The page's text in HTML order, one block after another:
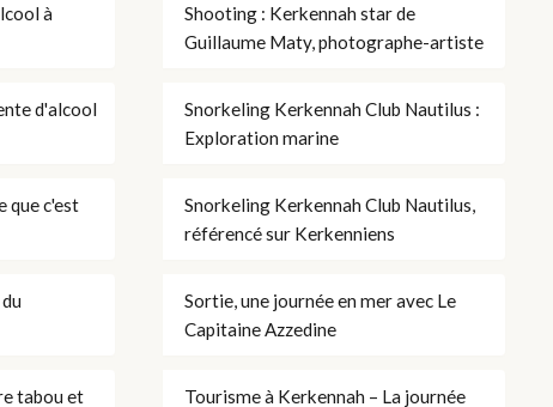
à
d'alcool
que c'est
tabou et
Shooting : Kerkennah star de
Guillaume Maty, photographe-artiste
Snorkeling Kerkennah Club Nautilus :
Exploration marine
Snorkeling Kerkennah Club Nautilus,
référencé sur Kerkenniens
Sortie, une journée en mer avec Le
Capitaine Azzedine
Tourisme à Kerkennah – La journée